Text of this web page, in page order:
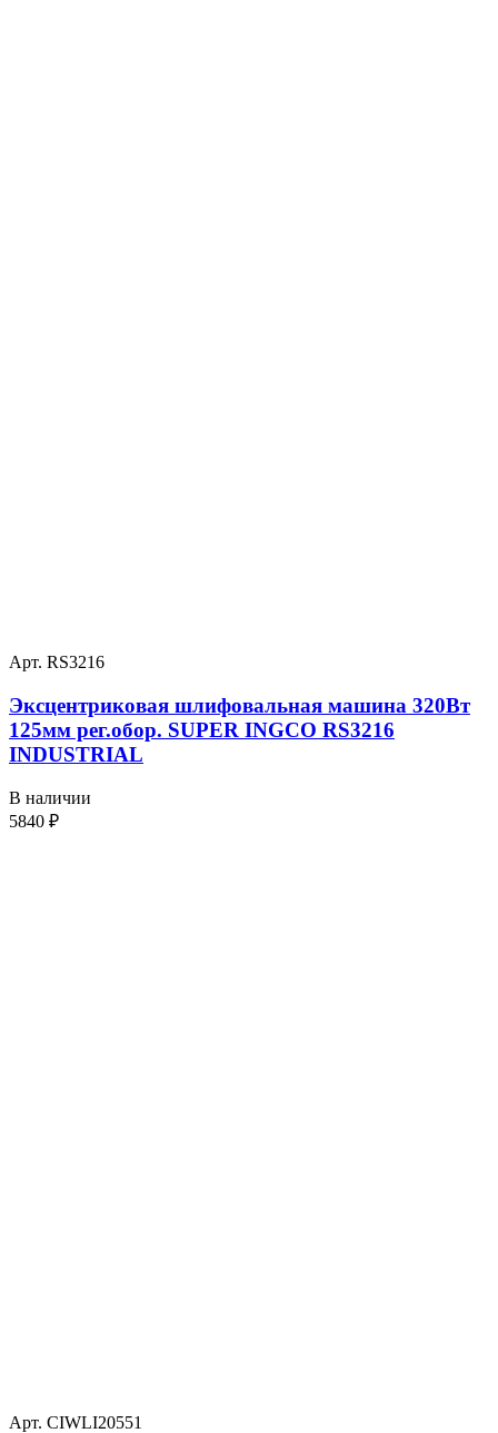
Арт. RS3216
Эксцентриковая шлифовальная машина 320Вт
125мм рег.обор. SUPER INGCO RS3216
INDUSTRIAL
В наличии
5840 ₽
Арт. CIWLI20551